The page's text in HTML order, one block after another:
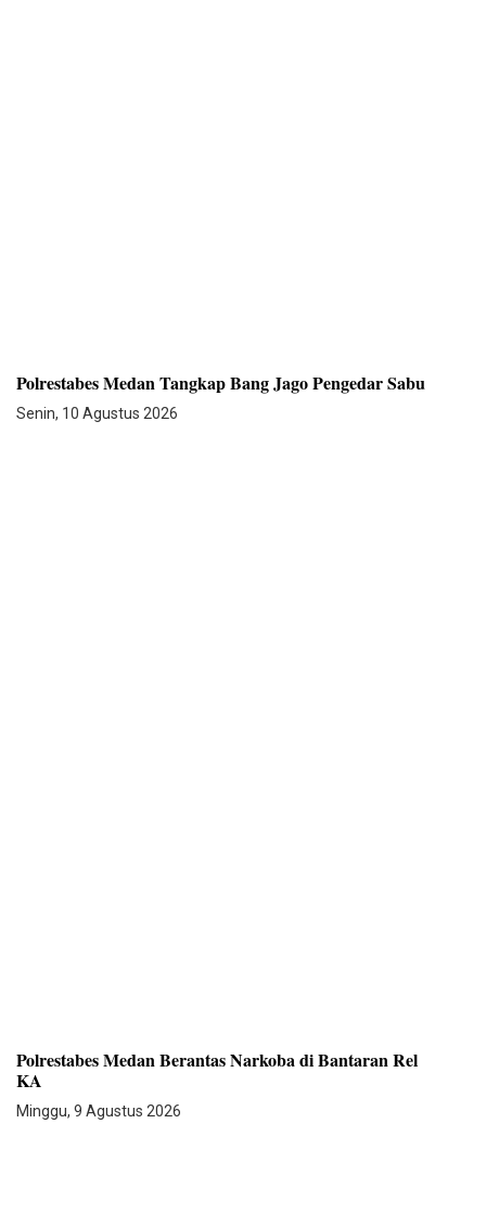
Polrestabes Medan Tangkap Bang Jago Pengedar Sabu
Senin, 10 Agustus 2026
Polrestabes Medan Berantas Narkoba di Bantaran Rel
KA
Minggu, 9 Agustus 2026